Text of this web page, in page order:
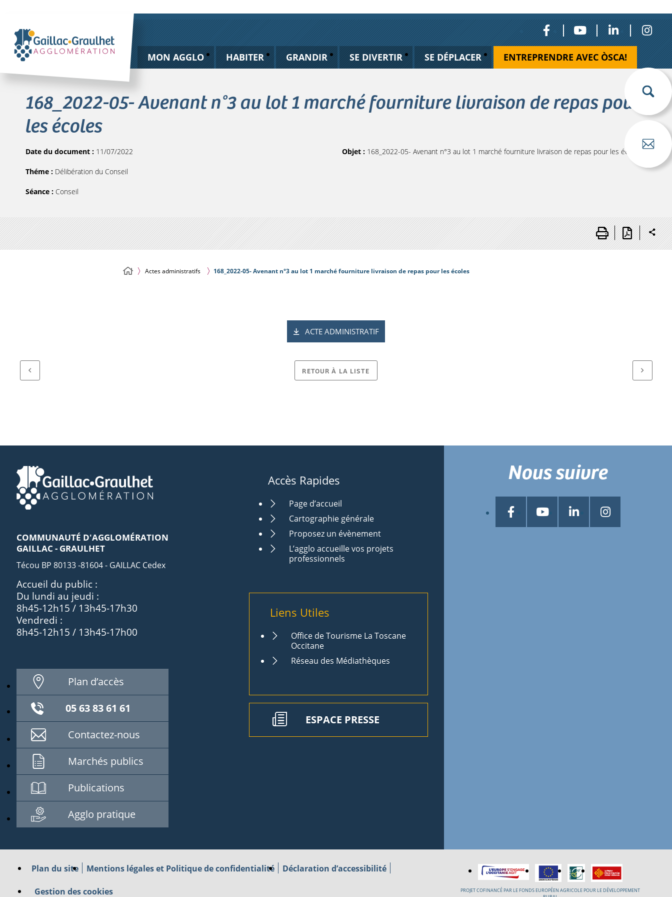
MON AGGLO HABITER GRANDIR SE DIVERTIR SE DÉPLACER ENTREPRENDRE AVEC ÒSCA!
168_2022-05- Avenant n°3 au lot 1 marché fourniture livraison de repas pour
les écoles
Date du document : 11/07/2022
Théme : Délibération du Conseil
Séance : Conseil
Objet : 168_2022-05- Avenant n°3 au lot 1 marché fourniture livraison de repas pour les écoles
Actes administratifs 168_2022-05- Avenant n°3 au lot 1 marché fourniture livraison de repas pour les écoles
ACTE ADMINISTRATIF
RETOUR À LA LISTE
COMMUNAUTÉ D'AGGLOMÉRATION
GAILLAC - GRAULHET
Técou BP 80133 -81604 - GAILLAC Cedex
Accueil du public :
Du lundi au jeudi :
8h45-12h15 / 13h45-17h30
Vendredi :
8h45-12h15 / 13h45-17h00
Plan d’accès
05 63 83 61 61
Contactez-nous
Marchés publics
Publications
Agglo pratique
Accès Rapides
Page d’accueil
Cartographie générale
Proposez un évènement
L’agglo accueille vos projets
professionnels
Liens Utiles
Office de Tourisme La Toscane
Occitane
Réseau des Médiathèques
ESPACE PRESSE
Nous suivre
Plan du site Mentions légales et Politique de confidentialité Déclaration d’accessibilité
Gestion des cookies
PROJET COFINANCÉ PAR LE FONDS EUROPÉEN AGRICOLE POUR LE DÉVELOPPEMENT